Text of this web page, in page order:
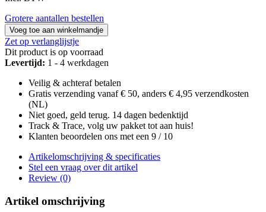
Grotere aantallen bestellen
Voeg toe aan winkelmandje
Zet op verlanglijstje
Dit product is op voorraad
Levertijd: 1 - 4 werkdagen
Veilig & achteraf betalen
Gratis verzending vanaf € 50, anders € 4,95 verzendkosten
(NL)
Niet goed, geld terug. 14 dagen bedenktijd
Track & Trace, volg uw pakket tot aan huis!
Klanten beoordelen ons met een 9 / 10
Artikelomschrijving & specificaties
Stel een vraag over dit artikel
Review (0)
Artikel omschrijving